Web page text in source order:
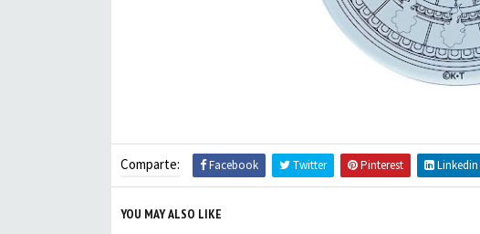
Comparte: Facebook Twitter Pinterest Linkedin
YOU MAY ALSO LIKE